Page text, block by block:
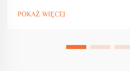
Maszyna do gięcia w kształcie koła i
postęp w obróbce metali...
POKAŻ WIĘCEJ